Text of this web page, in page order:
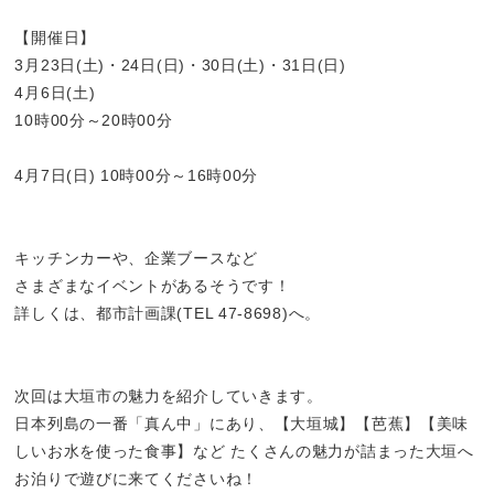
【開催日】
3月23日(土)・24日(日)・30日(土)・31日(日)
4月6日(土)
10時00分～20時00分
4月7日(日) 10時00分～16時00分
キッチンカーや、企業ブースなど
さまざまなイベントがあるそうです！
詳しくは、都市計画課(TEL 47-8698)へ。
次回は大垣市の魅力を紹介していきます。
日本列島の一番「真ん中」にあり、【大垣城】【芭蕉】【美味
しいお水を使った食事】など たくさんの魅力が詰まった大垣へ
お泊りで遊びに来てくださいね！